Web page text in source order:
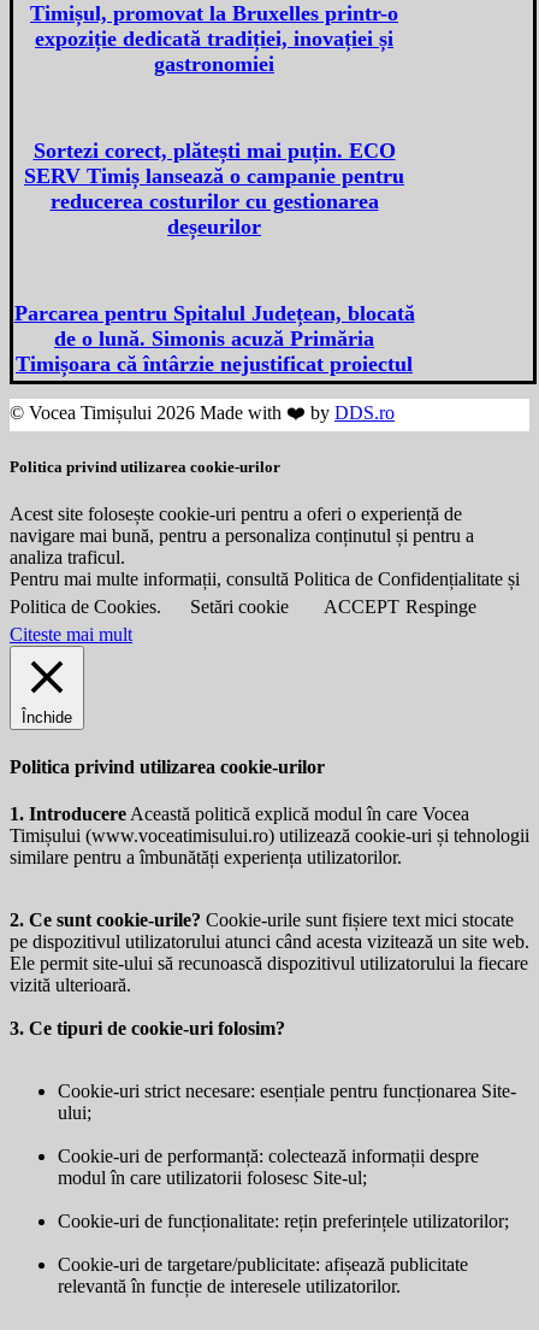
Timișul, promovat la Bruxelles printr-o
expoziție dedicată tradiției, inovației și
gastronomiei
Sortezi corect, plătești mai puțin. ECO
SERV Timiș lansează o campanie pentru
reducerea costurilor cu gestionarea
deșeurilor
Parcarea pentru Spitalul Județean, blocată
de o lună. Simonis acuză Primăria
Timișoara că întârzie nejustificat proiectul
© Vocea Timișului 2026 Made with ❤️ by DDS.ro
Politica privind utilizarea cookie-urilor
Acest site folosește cookie-uri pentru a oferi o experiență de
navigare mai bună, pentru a personaliza conținutul și pentru a
analiza traficul.
Pentru mai multe informații, consultă Politica de Confidențialitate și
Politica de Cookies.
Setări cookie ACCEPT Respinge
Citeste mai mult
Închide
Politica privind utilizarea cookie-urilor
1. Introducere Această politică explică modul în care Vocea
Timișului (www.voceatimisului.ro) utilizează cookie-uri și tehnologii
similare pentru a îmbunătăți experiența utilizatorilor.
2. Ce sunt cookie-urile? Cookie-urile sunt fișiere text mici stocate
pe dispozitivul utilizatorului atunci când acesta vizitează un site web.
Ele permit site-ului să recunoască dispozitivul utilizatorului la fiecare
vizită ulterioară.
3. Ce tipuri de cookie-uri folosim?
Cookie-uri strict necesare: esențiale pentru funcționarea Site-
ului;
Cookie-uri de performanță: colectează informații despre
modul în care utilizatorii folosesc Site-ul;
Cookie-uri de funcționalitate: rețin preferințele utilizatorilor;
Cookie-uri de targetare/publicitate: afișează publicitate
relevantă în funcție de interesele utilizatorilor.